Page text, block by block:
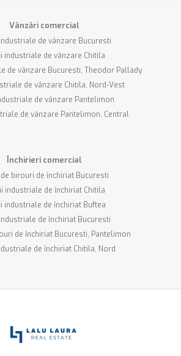
Vânzări comercial
de vânzare Bucuresti
industriale de vânzare Chitila
de vânzare Bucuresti, Theodor Pallady
de vânzare Chitila, Nord-Vest
de vânzare Pantelimon
de vânzare Pantelimon, Central
Închirieri comercial
birouri de închiriat Bucuresti
industriale de închiriat Chitila
industriale de închiriat Buftea
de închiriat Bucuresti
de închiriat Bucuresti, Pantelimon
de închiriat Chitila, Nord